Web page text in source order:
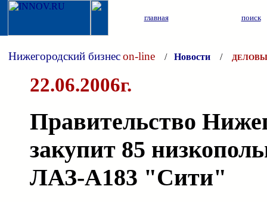
главная поиск
Нижегородский бизнесon-line / Новости /
22.06.2006г.
Правительство
закупит 85
ЛАЗ-А183 "Сити"